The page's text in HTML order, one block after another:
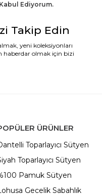
Ediyorum.
Takip Edin
yeni koleksiyonları
haberdar olmak için bizi
ÜRÜNLER
Toparlayıcı Sütyen
Toparlayıcı Sütyen
Pamuk Sütyen
Gecelik Sabahlık